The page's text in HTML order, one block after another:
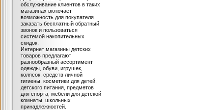
обслуживание клиентов в таких
магазинах включает
возможность для покупателя
заказать бесплатный обратный
звонок и пользоваться
системой накопительных
скидок.
Интернет магазины детских
товаров предлагают
разнообразный ассортимент
одежды, обуви, игрушек,
колясок, средств личной
гигиены, косметики для детей,
детского питания, предметов
для спорта, мебели для детской
комнаты, школьных
принадлежностей.